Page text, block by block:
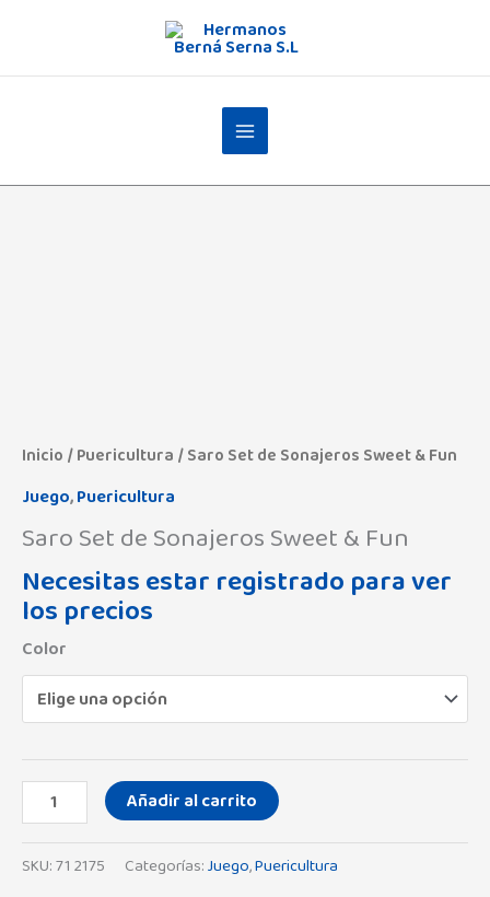
contenido
Inicio /Puericultura / Saro Set de Sonajeros Sweet & Fun
Juego,Puericultura
Saro Set de Sonajeros Sweet & Fun
Necesitas estar registrado para ver
los precios
Color
Fun
Añadir al carrito
SKU:71 2175 Categorías:Juego,Puericultura